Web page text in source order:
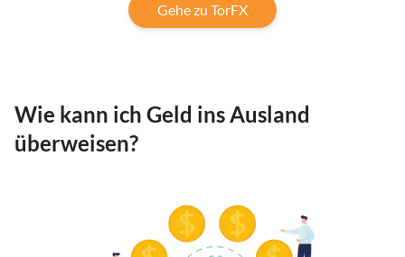
Gehe zu TorFX
Wie kann ich Geld ins Ausland
überweisen?